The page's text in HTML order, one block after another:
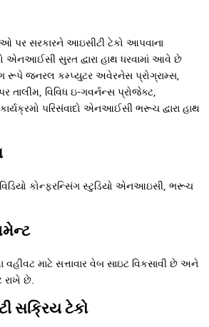
પર સરકારને આઇસીટી ટેકો આપવાના
એનઆઈસી સુરત દ્વારા હાથ ધરવામાં આવે છે
રૂપે જનરલ કમ્પ્યુટર અવેરનેસ પ્રોગ્રામ્સ,
વિવિધ ઇ-ગવર્નન્સ પ્રોજેક્ટ,
પરિસંવાદો એનઆઈસી ભરૂચ દ્વારા હાથ
વિડિયો કોન્ફરન્સિંગ સ્ટુડિયો એનઆઇસી, ભરૂચ
માટે સત્તાવાર વેબ સાઇટ વિકસાવી છે અને
છે.
સક્રિય ટેકો